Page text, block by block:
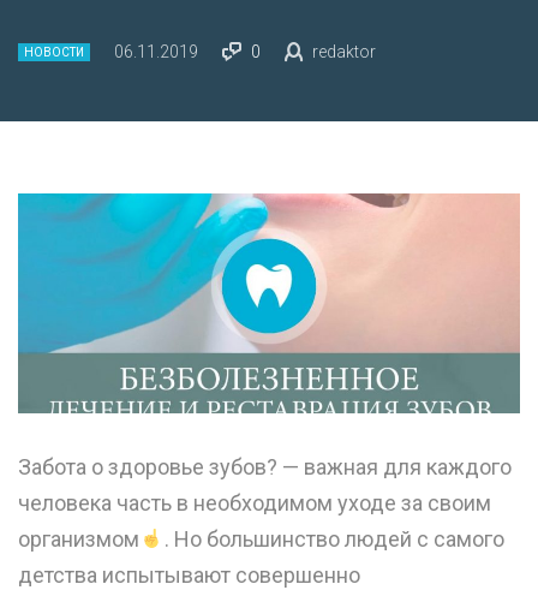
НОВОСТИ 06.11.2019 0 redaktor
Забота о здоровье зубов? — важная для каждого
человека часть в необходимом уходе за своим
организмом
. Но большинство людей с самого
детства испытывают совершенно